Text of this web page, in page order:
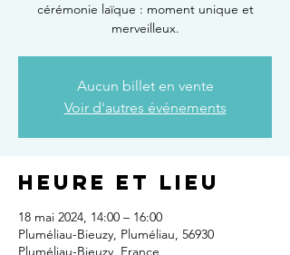
cérémonie laïque : moment unique et
merveilleux.
Aucun billet en vente
Voir d'autres événements
Heure et lieu
18 mai 2024, 14:00 – 16:00
Pluméliau-Bieuzy, Pluméliau, 56930
Pluméliau-Bieuzy, France